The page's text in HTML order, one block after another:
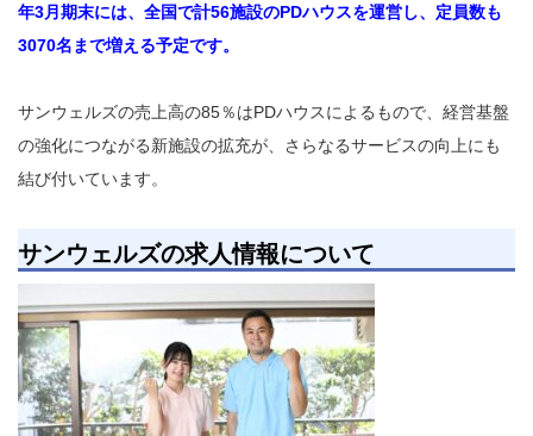
年3月期末には、全国で計56施設のPDハウスを運営し、定員数も
3070名まで増える予定です。
サンウェルズの売上高の85％はPDハウスによるもので、経営基盤
の強化につながる新施設の拡充が、さらなるサービスの向上にも
結び付いています。
サンウェルズの求人情報について